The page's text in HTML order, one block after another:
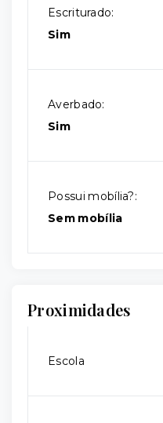
Escriturado:
Sim
Averbado:
Sim
Possui mobília?:
Sem mobília
Proximidades
Escola